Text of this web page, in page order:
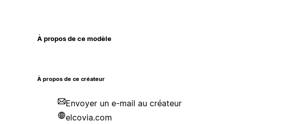
À propos de ce modèle
À propos de ce créateur
Envoyer un e-mail au créateur
elcovia.com